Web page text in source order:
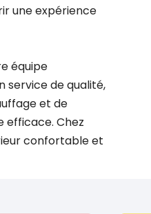
une expérience
équipe
service de qualité,
et de
efficace. Chez
confortable et